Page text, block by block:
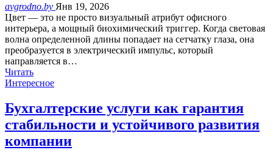
avgrodno.by Янв 19, 2026
Цвет — это не просто визуальный атрибут офисного
интерьера, а мощный биохимический триггер. Когда световая
волна определенной длины попадает на сетчатку глаза, она
преобразуется в электрический импульс, который
направляется в…
Читать
Интересное
Бухгалтерские услуги как гарантия
стабильности и устойчивого развития
компании